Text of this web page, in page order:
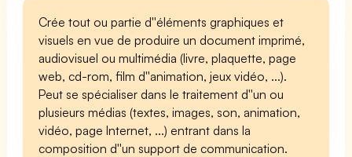
Crée tout ou partie d''éléments graphiques et
visuels en vue de produire un document imprimé,
audiovisuel ou multimédia (livre, plaquette, page
web, cd-rom, film d''animation, jeux vidéo, ...).
Peut se spécialiser dans le traitement d''un ou
plusieurs médias (textes, images, son, animation,
vidéo, page Internet, ...) entrant dans la
composition d''un support de communication.